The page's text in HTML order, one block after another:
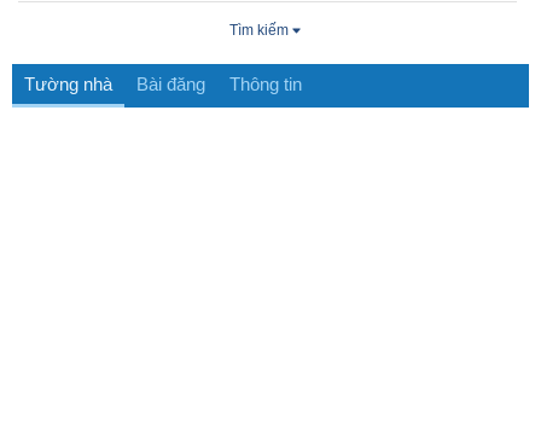
Tìm kiếm
Tường nhà Bài đăng Thông tin